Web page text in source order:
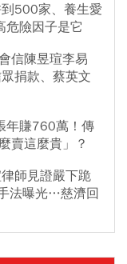
500家、養生愛
危險因子是它
信陳昱瑄李易
捐款、蔡英文
年賺760萬！傳
賣這麼貴」？
師見證嚴下跪
法曝光…慈濟回